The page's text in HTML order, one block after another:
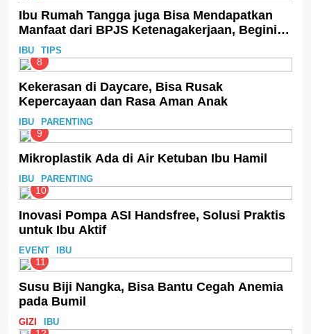
Ibu Rumah Tangga juga Bisa Mendapatkan
Manfaat dari BPJS Ketenagakerjaan, Begini
Cara Daftarnya
IBU TIPS
8
Kekerasan di Daycare, Bisa Rusak
Kepercayaan dan Rasa Aman Anak
IBU PARENTING
9
Mikroplastik Ada di Air Ketuban Ibu Hamil
IBU PARENTING
10
Inovasi Pompa ASI Handsfree, Solusi Praktis
untuk Ibu Aktif
EVENT IBU
11
Susu Biji Nangka, Bisa Bantu Cegah Anemia
pada Bumil
GIZI IBU